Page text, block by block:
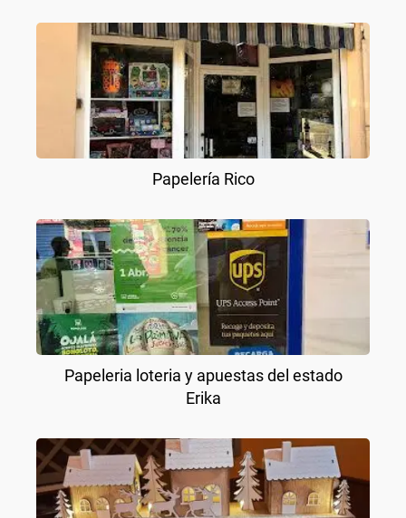
Papelería Rico
Papeleria loteria y apuestas del estado
Erika